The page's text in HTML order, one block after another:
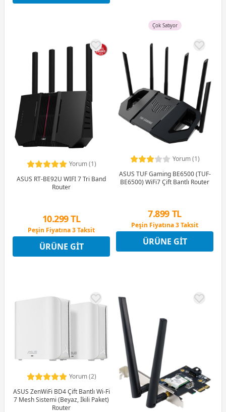
Yorum (1)
ASUS RT-BE92U WIFI 7 Tri Band
Router
10.299 TL
Peşin Fiyatına 3 Taksit
12 Ay x 1.212 TL taksitle
Peşin Fiyatına 3 Taksit
ÜRÜNE GIT
Çok Satıyor
Yorum (1)
ASUS TUF Gaming BE6500 (TUF-
BE6500) WiFi7 Çift Bantlı Router
7.899 TL
Peşin Fiyatına 3 Taksit
12 Ay x 929 TL taksitle
Peşin Fiyatına 3 Taksit
ÜRÜNE GIT
Yorum (2)
ASUS ZenWiFi BD4 Çift Bantlı Wi-Fi
7 Mesh Sistemi (Beyaz, İkili Paket)
Router